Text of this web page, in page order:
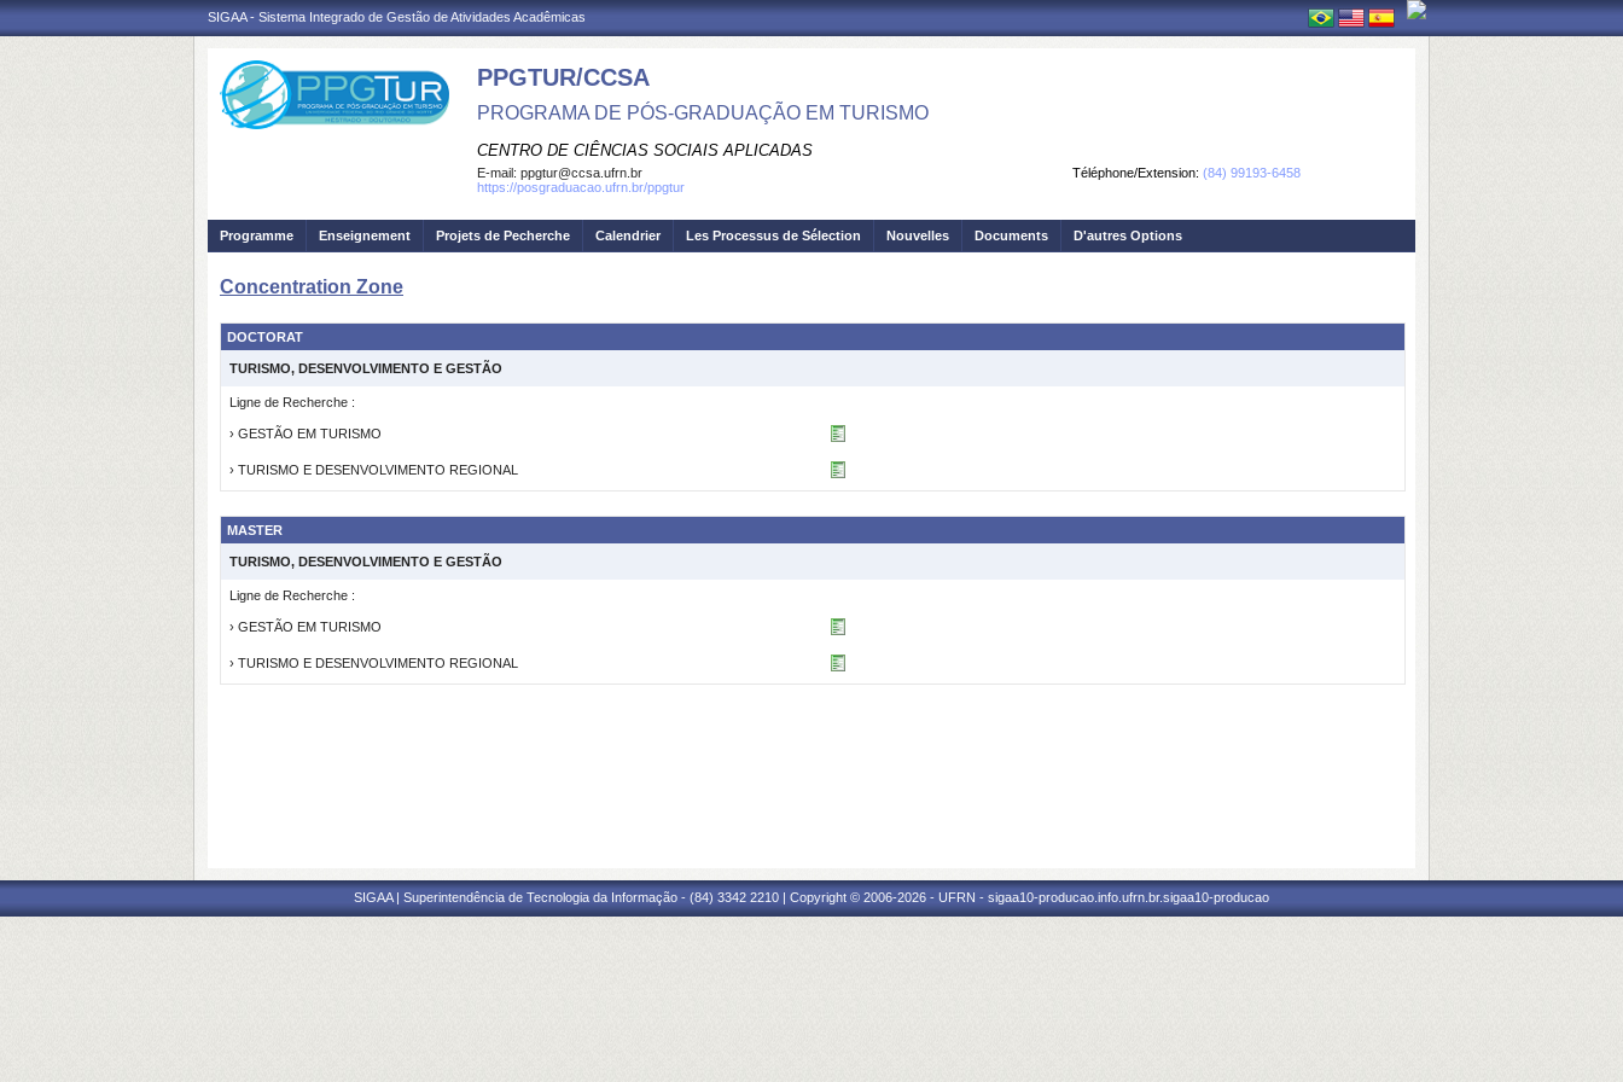
SIGAA - Sistema Integrado de Gestão de Atividades Acadêmicas
PPGTUR/CCSA
PROGRAMA DE PÓS-GRADUAÇÃO EM TURISMO
CENTRO DE CIÊNCIAS SOCIAIS APLICADAS
Téléphone/Extension: (84) 99193-6458
E-mail: ppgtur@ccsa.ufrn.br
https://posgraduacao.ufrn.br/ppgtur
Programme Enseignement Projets de Pecherche Calendrier Les Processus de Sélection Nouvelles Documents D'autres Options
Concentration Zone
DOCTORAT
TURISMO, DESENVOLVIMENTO E GESTÃO
Ligne de Recherche :
› GESTÃO EM TURISMO
› TURISMO E DESENVOLVIMENTO REGIONAL
MASTER
TURISMO, DESENVOLVIMENTO E GESTÃO
Ligne de Recherche :
› GESTÃO EM TURISMO
› TURISMO E DESENVOLVIMENTO REGIONAL
SIGAA | Superintendência de Tecnologia da Informação - (84) 3342 2210 | Copyright © 2006-2026 - UFRN - sigaa10-producao.info.ufrn.br.sigaa10-producao